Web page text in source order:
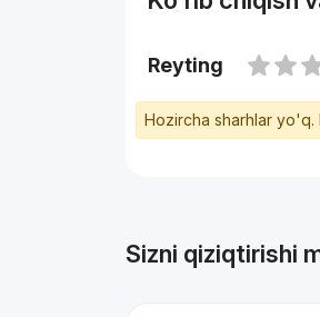
Reyting
Hozircha sharhlar yo'q.
Sizni qiziqtirishi